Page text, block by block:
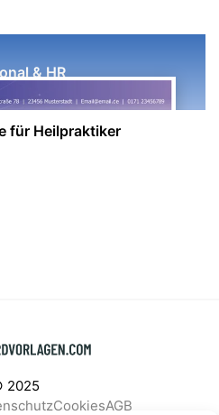
& HR
für Heilpraktiker
2025
CookiesAGB